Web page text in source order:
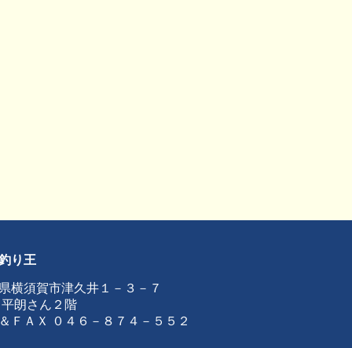
り王
横須賀市津久井１－３－７
朗さん２階
ＦＡＸ ０４６－８７４－５５２